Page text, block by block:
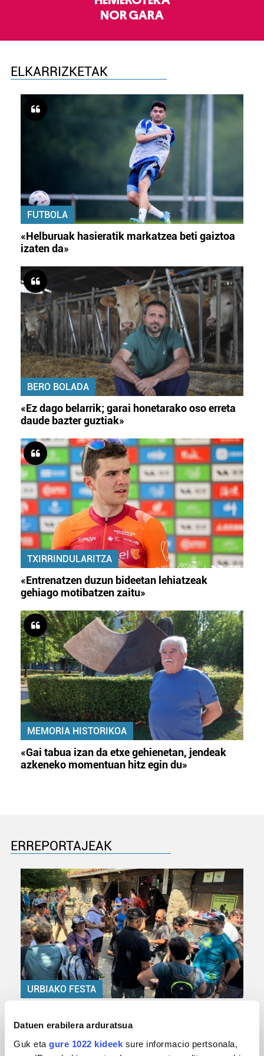
Datuen erabilera arduratsua
Guk eta gure 1022 kideek sure informacio pertsonala,
NOR GARA
ELKARRIZKETAK
FUTBOLA
«Helburuak hasieratik markatzea beti gaiztoa
izaten da»
BERO BOLADA
«Ez dago belarrik; garai honetarako oso erreta
daude bazter guztiak»
TXIRRINDULARITZA
«Entrenatzen duzun bideetan lehiatzeak
gehiago motibatzen zaitu»
MEMORIA HISTORIKOA
«Gai tabua izan da etxe gehienetan, jendeak
azkeneko momentuan hitz egin du»
ERREPORTAJEAK
URBIAKO FESTA